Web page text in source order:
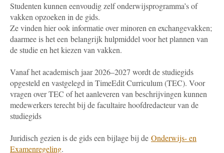
Studenten kunnen eenvoudig zelf onderwijsprogramma’s of
vakken opzoeken in de gids.
Ze vinden hier ook informatie over minoren en exchangevakken;
daarmee is het een belangrijk hulpmiddel voor het plannen van
de studie en het kiezen van vakken.
Vanaf het academisch jaar 2026–2027 wordt de studiegids
opgesteld en vastgelegd in TimeEdit Curriculum (TEC). Voor
vragen over TEC of het aanleveren van beschrijvingen kunnen
medewerkers terecht bij de facultaire hoofdredacteur van de
studiegids
Juridisch gezien is de gids een bijlage bij de Onderwijs- en
Examenregeling.